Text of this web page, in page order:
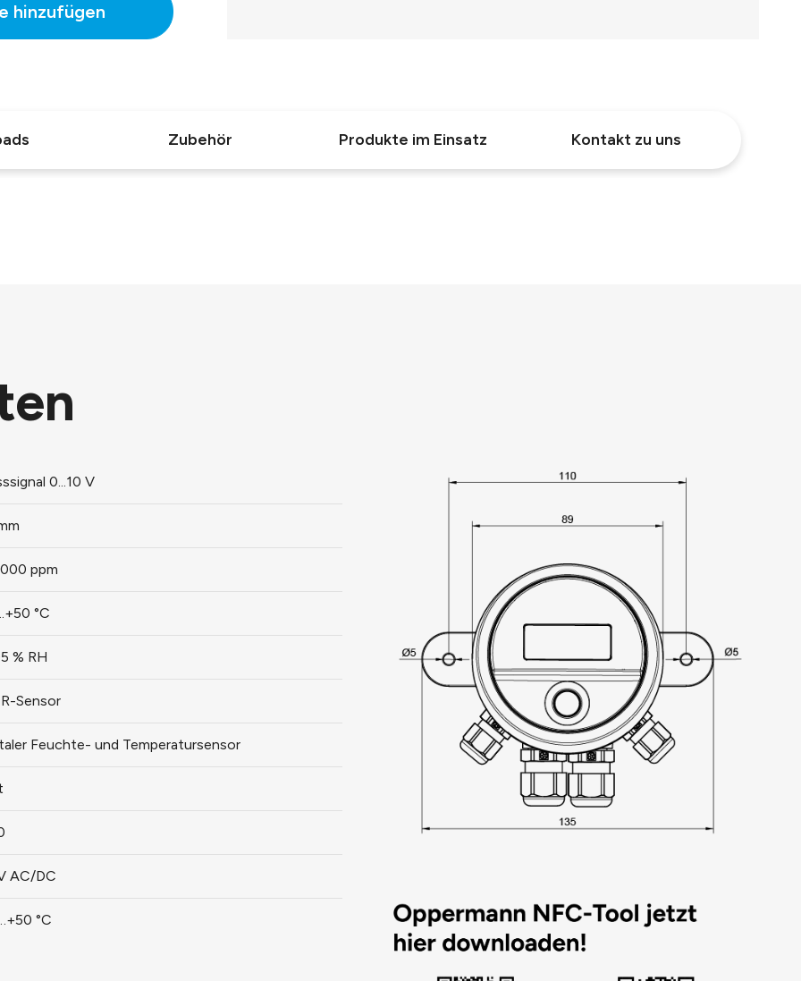
hinzufügen
Zubehör Produkte im Einsatz Kontakt zu uns
0...10 V
ppm
°C
% RH
Sensor
Feuchte- und Temperatursensor
AC/DC
°C